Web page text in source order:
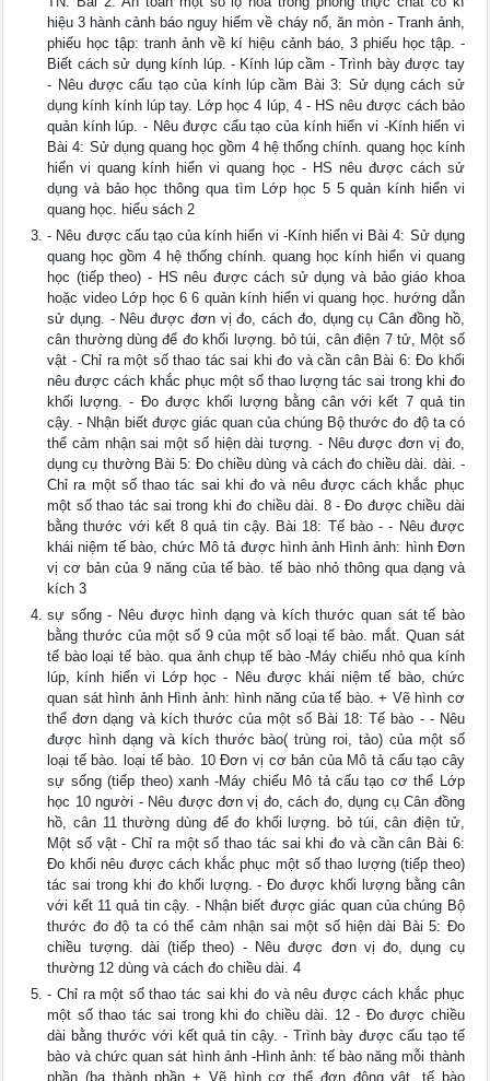
hiệu 3 hành cảnh báo nguy hiểm về cháy nổ, ăn mòn - Tranh ảnh,
phiếu học tập: tranh ảnh về kí hiệu cảnh báo, 3 phiếu học tập. -
Biết cách sử dụng kính lúp. - Kính lúp cầm - Trình bày được tay
- Nêu được cấu tạo của kính lúp cầm Bài 3: Sử dụng cách sử
dụng kính kính lúp tay. Lớp học 4 lúp, 4 - HS nêu được cách bảo
quản kính lúp. - Nêu được cấu tạo của kính hiển vi -Kính hiển vi
Bài 4: Sử dụng quang học gồm 4 hệ thống chính. quang học kính
hiển vi quang kính hiển vi quang học - HS nêu được cách sử
dụng và bảo học thông qua tìm Lớp học 5 5 quản kính hiển vi
quang học. hiểu sách 2
- Nêu được cấu tạo của kính hiển vi -Kính hiển vi Bài 4: Sử dụng
quang học gồm 4 hệ thống chính. quang học kính hiển vi quang
học (tiếp theo) - HS nêu được cách sử dụng và bảo giáo khoa
hoặc video Lớp học 6 6 quản kính hiển vi quang học. hướng dẫn
sử dụng. - Nêu được đơn vị đo, cách đo, dụng cụ Cân đồng hồ,
cân thường dùng để đo khối lượng. bỏ túi, cân điện 7 tử, Một số
vật - Chỉ ra một số thao tác sai khi đo và cần cân Bài 6: Đo khối
nêu được cách khắc phục một số thao lượng tác sai trong khi đo
khối lượng. - Đo được khối lượng bằng cân với kết 7 quả tin
cậy. - Nhận biết được giác quan của chúng Bộ thước đo độ ta có
thể cảm nhận sai một số hiện dài tượng. - Nêu được đơn vị đo,
dụng cụ thường Bài 5: Đo chiều dùng và cách đo chiều dài. dài. -
Chỉ ra một số thao tác sai khi đo và nêu được cách khắc phục
một số thao tác sai trong khi đo chiều dài. 8 - Đo được chiều dài
bằng thước với kết 8 quả tin cậy. Bài 18: Tế bào - - Nêu được
khái niệm tế bào, chức Mô tả được hình ảnh Hình ảnh: hình Đơn
vị cơ bản của 9 năng của tế bào. tế bào nhỏ thông qua dạng và
kích 3
sự sống - Nêu được hình dạng và kích thước quan sát tế bào
bằng thước của một số 9 của một số loại tế bào. mắt. Quan sát
tế bào loại tế bào. qua ảnh chụp tế bào -Máy chiếu nhỏ qua kính
lúp, kính hiển vi Lớp học - Nêu được khái niệm tế bào, chức
quan sát hình ảnh Hình ảnh: hình năng của tế bào. + Vẽ hình cơ
thể đơn dạng và kích thước của một số Bài 18: Tế bào - - Nêu
được hình dạng và kích thước bào( trùng roi, tảo) của một số
loại tế bào. loại tế bào. 10 Đơn vị cơ bản của Mô tả cấu tạo cây
sự sống (tiếp theo) xanh -Máy chiếu Mô tả cấu tạo cơ thể Lớp
học 10 người - Nêu được đơn vị đo, cách đo, dụng cụ Cân đồng
hồ, cân 11 thường dùng để đo khối lượng. bỏ túi, cân điện tử,
Một số vật - Chỉ ra một số thao tác sai khi đo và cần cân Bài 6:
Đo khối nêu được cách khắc phục một số thao lượng (tiếp theo)
tác sai trong khi đo khối lượng. - Đo được khối lượng bằng cân
với kết 11 quả tin cậy. - Nhận biết được giác quan của chúng Bộ
thước đo độ ta có thể cảm nhận sai một số hiện dài Bài 5: Đo
chiều tượng. dài (tiếp theo) - Nêu được đơn vị đo, dụng cụ
thường 12 dùng và cách đo chiều dài. 4
- Chỉ ra một số thao tác sai khi đo và nêu được cách khắc phục
một số thao tác sai trong khi đo chiều dài. 12 - Đo được chiều
dài bằng thước với kết quả tin cậy. - Trình bày được cấu tạo tế
bào và chức quan sát hình ảnh -Hình ảnh: tế bào năng mỗi thành
phần (ba thành phần + Vẽ hình cơ thể đơn động vật, tế bào